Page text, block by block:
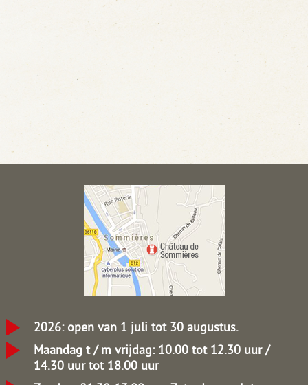
2026: open van 1 juli tot 30 augustus.
Maandag t / m vrijdag: 10.00 tot 12.30 uur /
14.30 uur tot 18.00 uur